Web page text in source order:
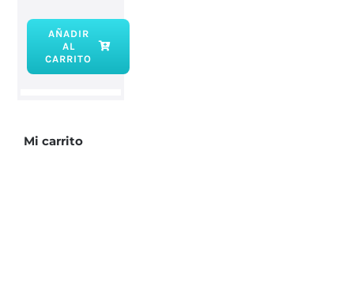
Incieso
Ruda
AÑADIR
AL
CARRITO
Mi carrito